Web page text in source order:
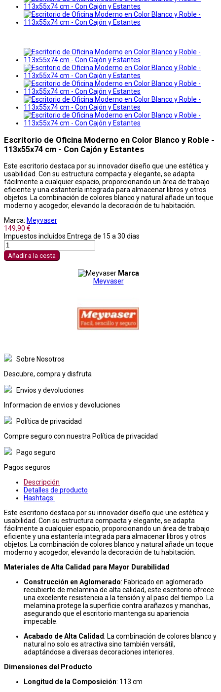
Escritorio de Oficina Moderno en Color Blanco y Roble -
113x55x74 cm - Con Cajón y Estantes
Este escritorio destaca por su innovador diseño que une estética y
usabilidad. Con su estructura compacta y elegante, se adapta
fácilmente a cualquier espacio, proporcionando un área de trabajo
eficiente y una estantería integrada para almacenar libros y otros
objetos. La combinación de colores blanco y natural añade un toque
moderno y acogedor, elevando la decoración de tu habitación.
Marca: Meyvaser
149,90 €
Impuestos incluidos Entrega de 15 a 30 dias
Añadir a la cesta
Marca
Meyvaser
Sobre Nosotros
Descubre, compra y disfruta
Envios y devoluciones
Informacion de envios y devoluciones
Política de privacidad
Compre seguro con nuestra Política de privacidad
Pago seguro
Pagos seguros
Descripción
Detalles de producto
Hashtags:
Este escritorio destaca por su innovador diseño que une estética y
usabilidad. Con su estructura compacta y elegante, se adapta
fácilmente a cualquier espacio, proporcionando un área de trabajo
eficiente y una estantería integrada para almacenar libros y otros
objetos. La combinación de colores blanco y natural añade un toque
moderno y acogedor, elevando la decoración de tu habitación.
Materiales de Alta Calidad para Mayor Durabilidad
Construcción en Aglomerado: Fabricado en aglomerado
recubierto de melamina de alta calidad, este escritorio ofrece
una excelente resistencia a la tensión y al paso del tiempo. La
melamina protege la superficie contra arañazos y manchas,
asegurando que el escritorio mantenga su apariencia
impecable.
Acabado de Alta Calidad: La combinación de colores blanco y
natural no solo es atractiva sino también versátil,
adaptándose a diversas decoraciones interiores.
Dimensiones del Producto
Longitud de la Composición: 113 cm